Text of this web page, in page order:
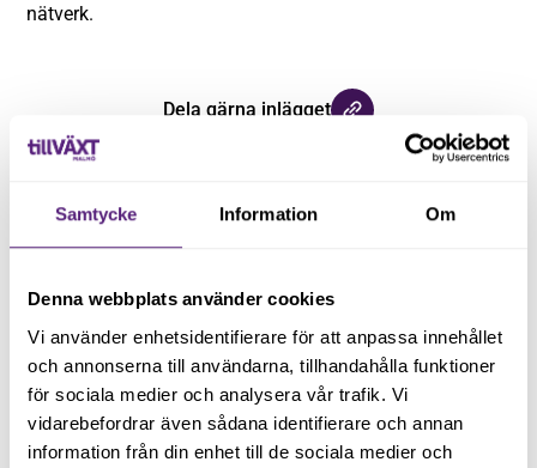
Samtycke Information Om
Denna webbplats använder cookies
Vi använder enhetsidentifierare för att anpassa innehållet
och annonserna till användarna, tillhandahålla funktioner
för sociala medier och analysera vår trafik. Vi
vidarebefordrar även sådana identifierare och annan
information från din enhet till de sociala medier och
nätverk.
Dela gärna inlägget
Håll dig uppdaterad med våra
nyhetsbrev